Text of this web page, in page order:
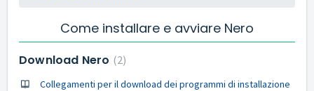
Come installare e avviare Nero
Download Nero 2
Collegamenti per il download dei programmi di installazione